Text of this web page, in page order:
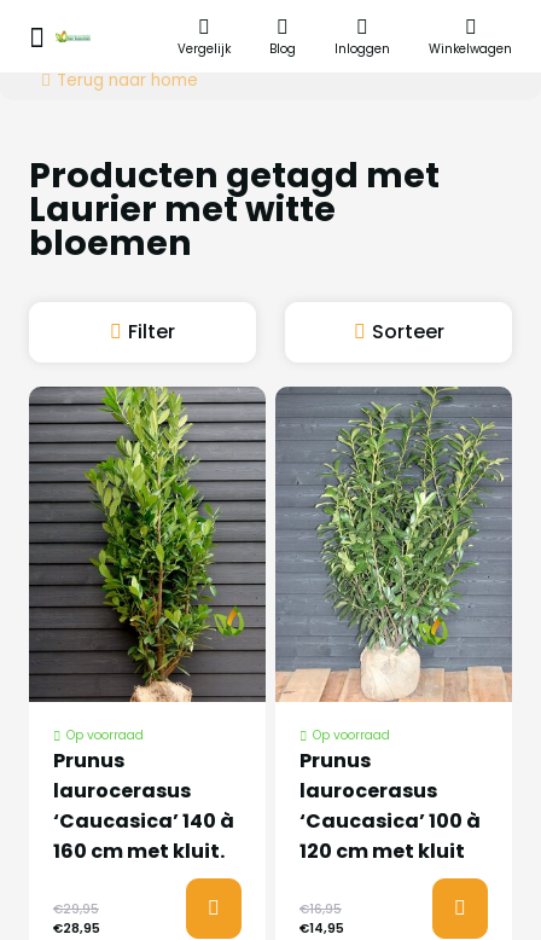
Vergelijk Blog Inloggen Winkelwagen
Terug naar home
Producten getagd met
Laurier met witte
bloemen
Filter Sorteer
Op voorraad
Prunus
laurocerasus
‘Caucasica’ 140 à
160 cm met kluit.
€29,95
€28,95
Op voorraad
Prunus
laurocerasus
‘Caucasica’ 100 à
120 cm met kluit
€16,95
€14,95